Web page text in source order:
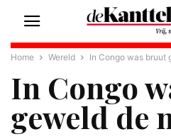
Home Wereld In Congo was bruut
In Congo
geweld de